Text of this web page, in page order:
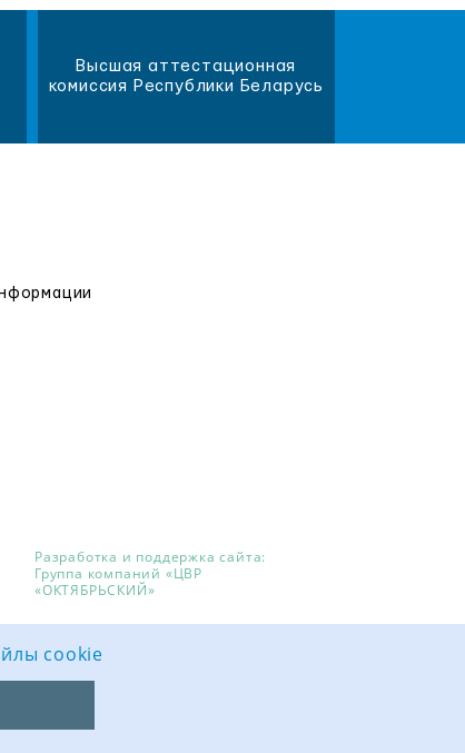
Высшая аттестационная
комиссия Республики Беларусь
Разработка и поддержка сайта:
Группа компаний «ЦВР
«ОКТЯБРЬСКИЙ»
cookie